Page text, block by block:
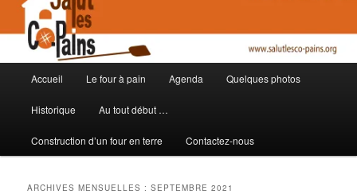
principal
Accueil Le four à pain Agenda Quelques photos
Historique Au tout début …
Construction d’un four en terre Contactez-nous
ARCHIVES MENSUELLES :SEPTEMBRE 2021